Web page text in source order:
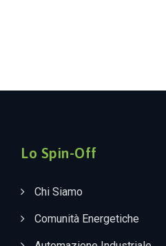
Lo Spin-Off
Chi Siamo
Comunità Energetiche